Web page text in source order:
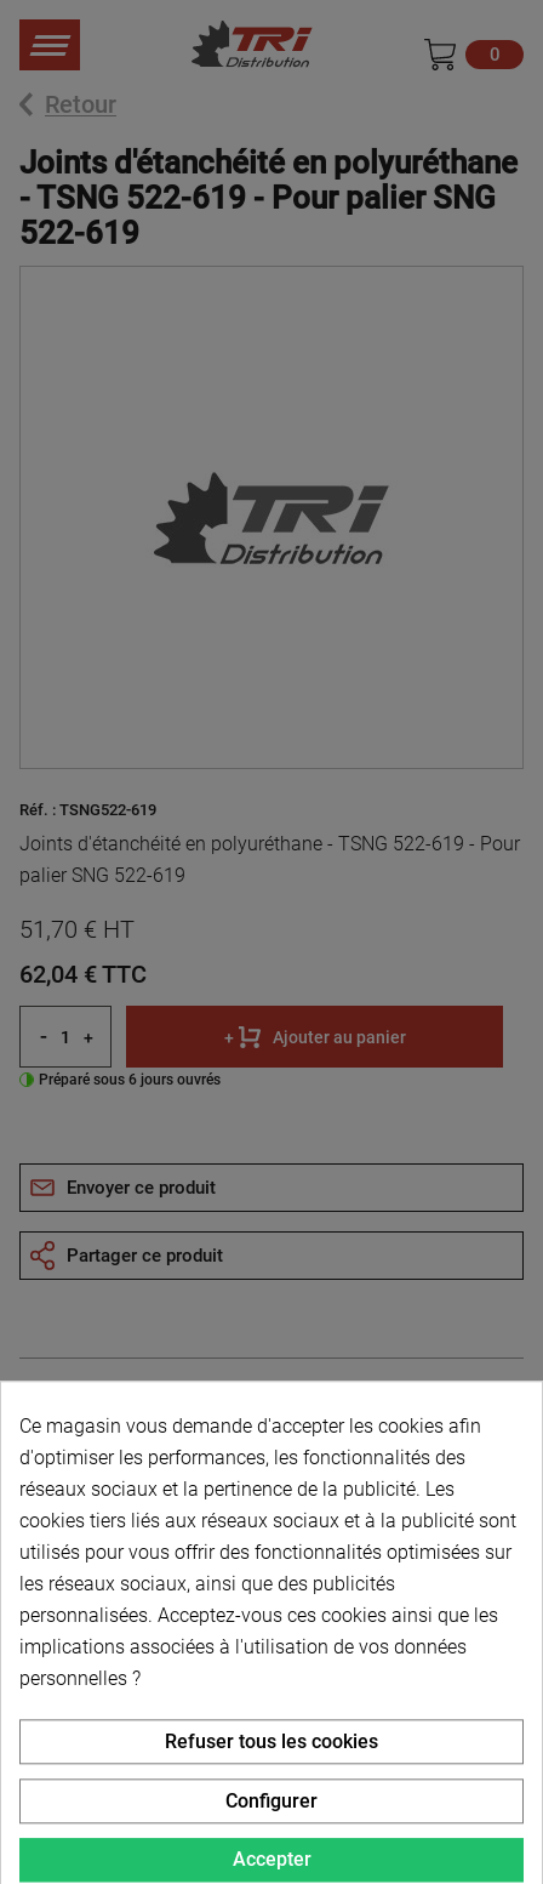
0
Retour
Joints d'étanchéité en polyuréthane
- TSNG 522-619 - Pour palier SNG
522-619
Réf. : TSNG522-619
Joints d'étanchéité en polyuréthane - TSNG 522-619 - Pour
palier SNG 522-619
51,70 € HT
62,04 €TTC
- + + Ajouter au panier
Préparé sous 6 jours ouvrés
Envoyer ce produit
Partager ce produit
Description du produit
PAIEMENT SÉCURISÉ
LIVRAISON PERSONNALISÉE
Ce magasin vous demande d'accepter les cookies afin
d'optimiser les performances, les fonctionnalités des
réseaux sociaux et la pertinence de la publicité. Les
cookies tiers liés aux réseaux sociaux et à la publicité sont
utilisés pour vous offrir des fonctionnalités optimisées sur
les réseaux sociaux, ainsi que des publicités
personnalisées. Acceptez-vous ces cookies ainsi que les
implications associées à l'utilisation de vos données
personnelles ?
Accepter
Refuser tous les cookies
Configurer